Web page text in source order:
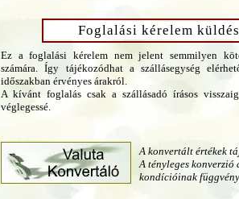
Foglalási kérelem
Ez a foglalási kérelem nem jelent semmilyen
számára. Így tájékozódhat a szállásegység
időszakban érvényes árakról.
A kívánt foglalás csak a szállásadó írásos
véglegessé.
A konvertált értékek
A tényleges konverzió
kondícióinak